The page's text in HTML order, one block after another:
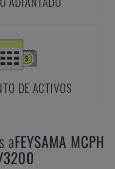
DE ACTIVOS
aFEYSAMA MCPH